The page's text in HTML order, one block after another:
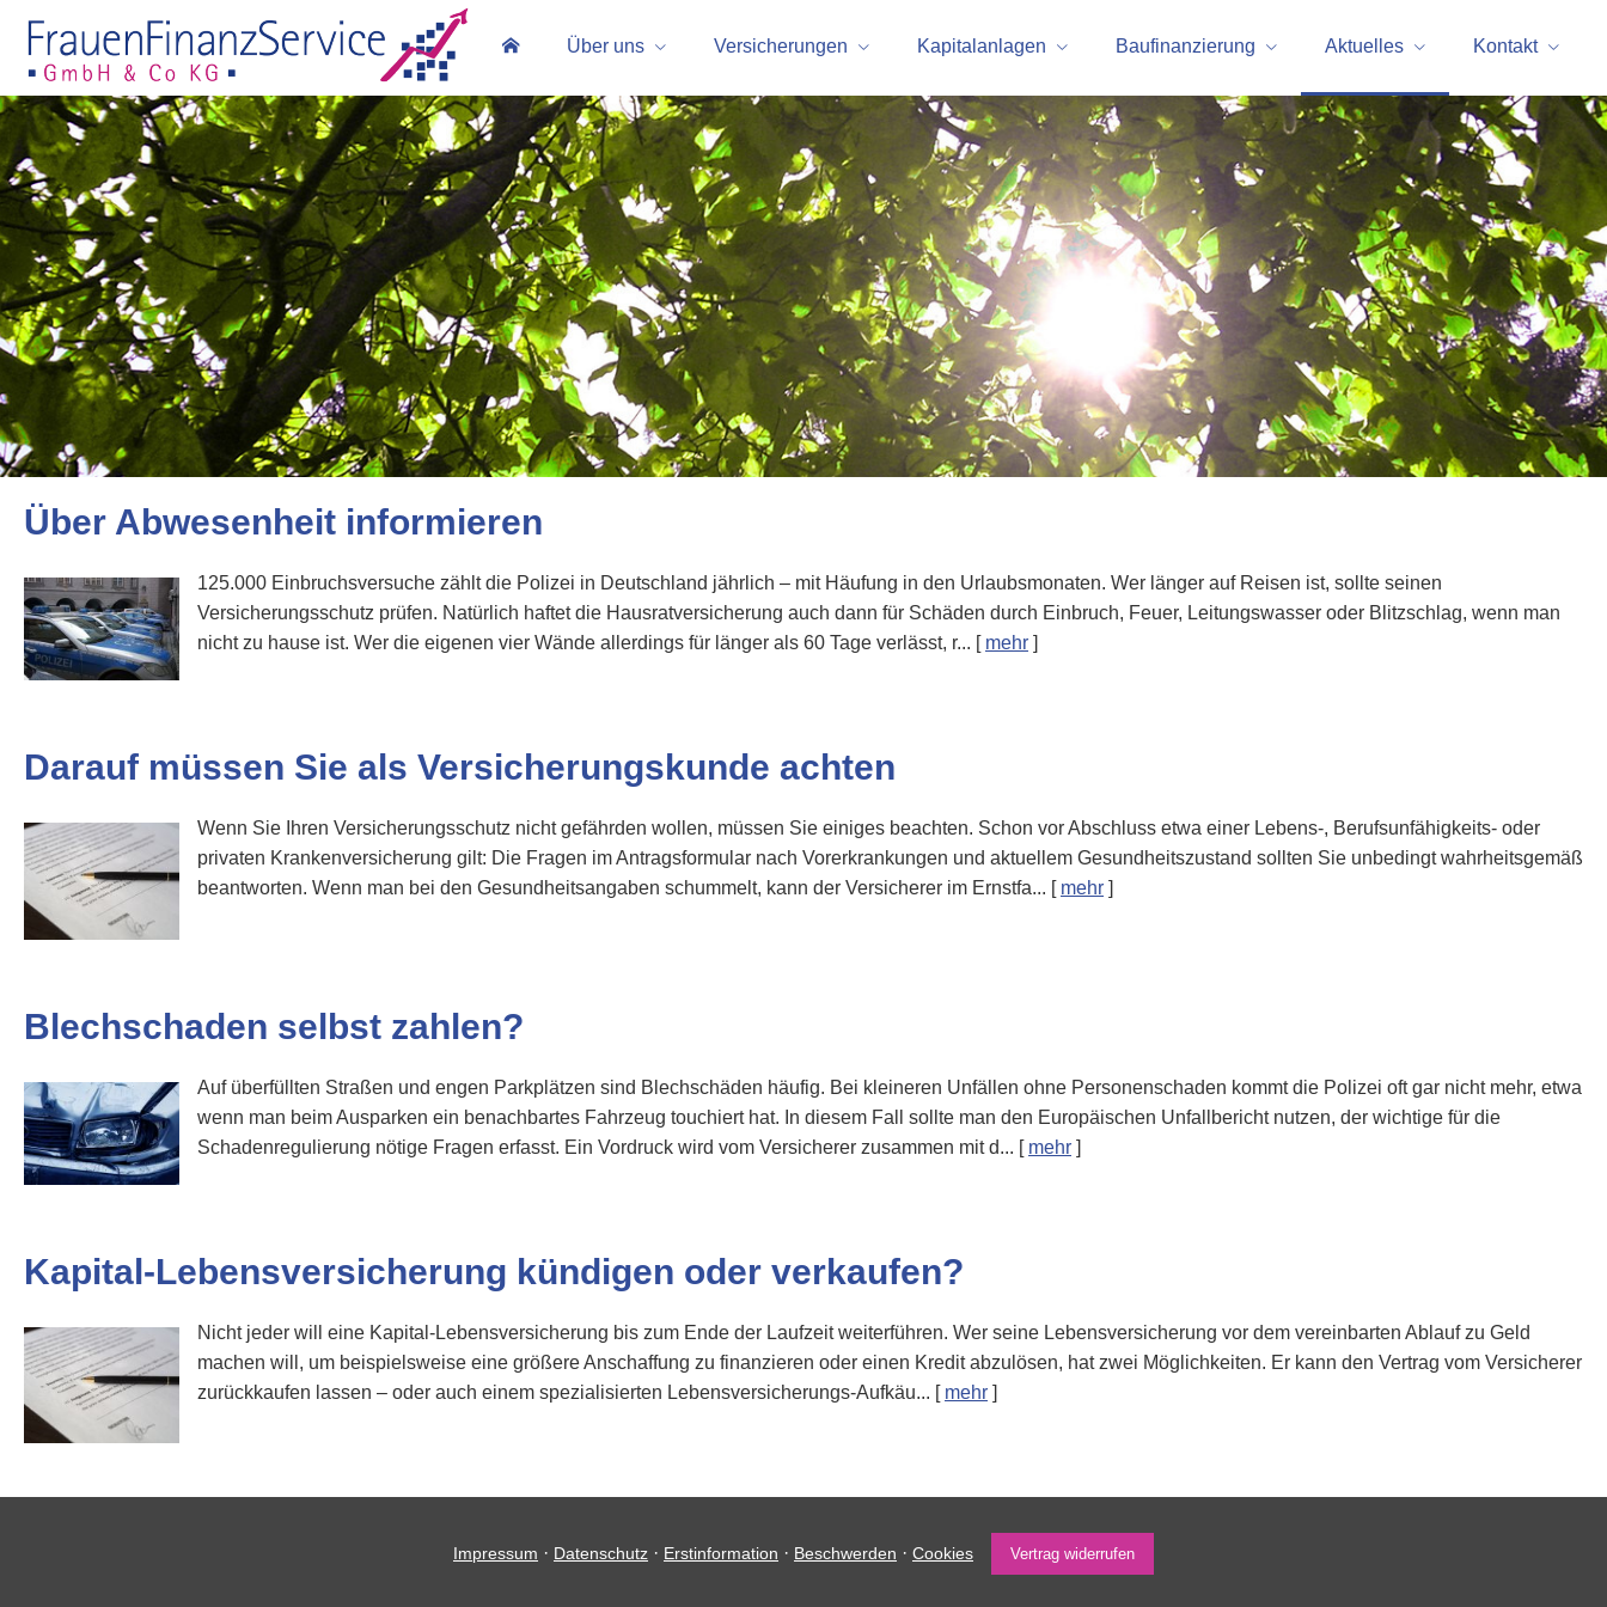
Über uns Versicherungen Kapitalanlagen Baufinanzierung Aktuelles Kontakt
Über Abwesenheit informieren
125.000 Einbruchsversuche zählt die Polizei in Deutschland jährlich – mit Häufung in den Urlaubsmonaten. Wer länger auf Reisen ist, sollte seinen
Versicherungsschutz prüfen. Natürlich haftet die Haus­rat­ver­si­che­rung auch dann für Schäden durch Einbruch, Feuer, Leitungswasser oder Blitzschlag, wenn man
nicht zu hause ist. Wer die eigenen vier Wände allerdings für länger als 60 Tage verlässt, r... [ mehr ]
Darauf müssen Sie als Versicherungskunde achten
Wenn Sie Ihren Versicherungsschutz nicht gefährden wollen, müssen Sie einiges beachten. Schon vor Abschluss etwa einer Lebens-, Berufsunfähigkeits- oder
privaten Kranken­ver­si­che­rung gilt: Die Fragen im Antragsformular nach Vorerkrankungen und aktuellem Gesundheitszustand sollten Sie unbedingt wahrheitsgemäß
beantworten. Wenn man bei den Gesundheitsangaben schummelt, kann der Versicherer im Ernstfa... [ mehr ]
Blechschaden selbst zahlen?
Auf überfüllten Straßen und engen Parkplätzen sind Blechschäden häufig. Bei kleineren Unfällen ohne Per­sonenschaden kommt die Polizei oft gar nicht mehr, etwa
wenn man beim Ausparken ein benachbartes Fahrzeug touchiert hat. In diesem Fall sollte man den Europäischen Unfallbericht nutzen, der wichtige für die
Schadenregulierung nötige Fragen erfasst. Ein Vordruck wird vom Versicherer zusammen mit d... [ mehr ]
Kapital-Lebensversicherung kündigen oder verkaufen?
Nicht jeder will eine Kapital-Lebensversicherung bis zum Ende der Laufzeit weiterführen. Wer seine Lebensversicherung vor dem vereinbarten Ablauf zu Geld
machen will, um beispielsweise eine größere Anschaffung zu finanzieren oder einen Kredit abzulösen, hat zwei Möglichkeiten. Er kann den Vertrag vom Versicherer
zurückkaufen lassen – oder auch einem spezialisierten Lebensversicherungs-Aufkäu... [ mehr ]
Impressum · Datenschutz · Erstinformation · Beschwerden · Cookies Vertrag widerrufen